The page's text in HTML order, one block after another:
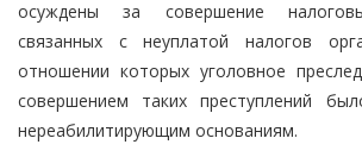
осуждены за совершение
связанных с неуплатой налогов
отношении которых уголовное
совершением таких преступлений
нереабилитирующим основаниям.